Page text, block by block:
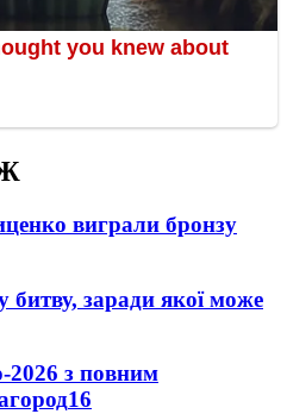
виграли бронзу
битву, заради якої може
2026 з повним
16